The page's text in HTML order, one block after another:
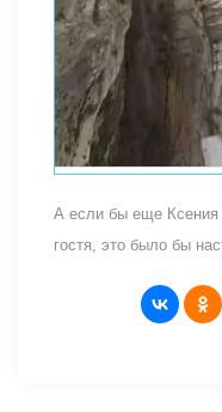
А если бы еще Ксения
гостя, это было бы